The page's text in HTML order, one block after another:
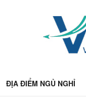
ĐỊA ĐIỂM NGỦ NGHỈ